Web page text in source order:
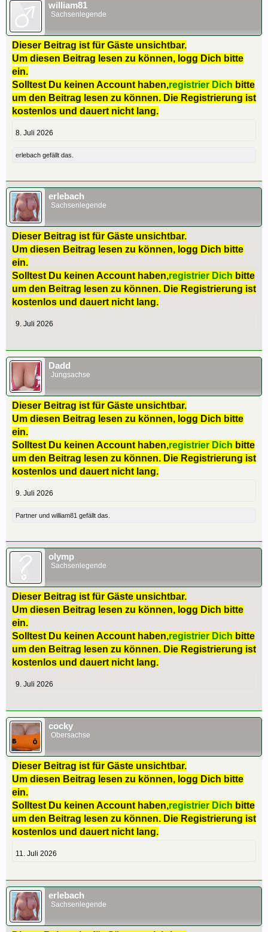
william81
Sachsenlegende
Dieser Beitrag ist für Gäste unsichtbar.
Um diesen Beitrag lesen zu können, logg Dich bitte
ein.
Solltest Du keinen Account haben,registrier Dich bitte
um den Beitrag lesen zu können. Die Registrierung ist
kostenlos und dauert nicht lang.
8. Juli 2026
erlebach gefällt das.
erlebach
Sachsenlegende
Dieser Beitrag ist für Gäste unsichtbar.
Um diesen Beitrag lesen zu können, logg Dich bitte
ein.
Solltest Du keinen Account haben,registrier Dich bitte
um den Beitrag lesen zu können. Die Registrierung ist
kostenlos und dauert nicht lang.
9. Juli 2026
Dadd
Jungsachse
Dieser Beitrag ist für Gäste unsichtbar.
Um diesen Beitrag lesen zu können, logg Dich bitte
ein.
Solltest Du keinen Account haben,registrier Dich bitte
um den Beitrag lesen zu können. Die Registrierung ist
kostenlos und dauert nicht lang.
9. Juli 2026
Partner und william81 gefällt das.
olymp
Sachsenlegende
Dieser Beitrag ist für Gäste unsichtbar.
Um diesen Beitrag lesen zu können, logg Dich bitte
ein.
Solltest Du keinen Account haben,registrier Dich bitte
um den Beitrag lesen zu können. Die Registrierung ist
kostenlos und dauert nicht lang.
9. Juli 2026
cocky
Obersachse
Dieser Beitrag ist für Gäste unsichtbar.
Um diesen Beitrag lesen zu können, logg Dich bitte
ein.
Solltest Du keinen Account haben,registrier Dich bitte
um den Beitrag lesen zu können. Die Registrierung ist
kostenlos und dauert nicht lang.
11. Juli 2026
erlebach
Sachsenlegende